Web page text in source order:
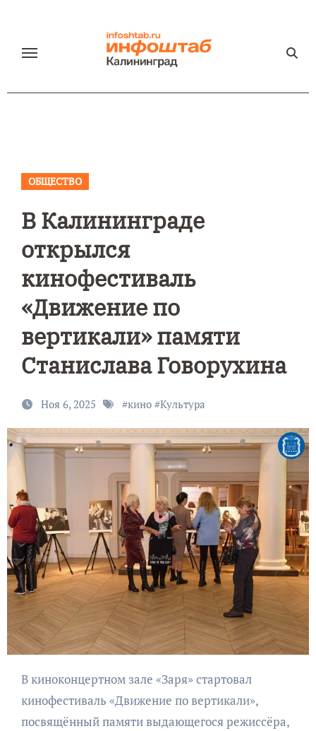
содержанию
ОБЩЕСТВО
В Калининграде
открылся
кинофестиваль
«Движение по
вертикали» памяти
Станислава Говорухина
Ноя 6, 2025 #кино#Культура
В киноконцертном зале «Заря» стартовал
кинофестиваль «Движение по вертикали»,
посвящённый памяти выдающегося режиссёра,